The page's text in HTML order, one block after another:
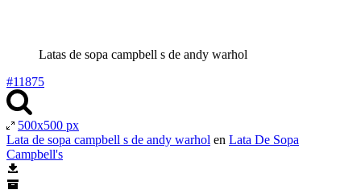
Latas de sopa campbell s de andy warhol
#11875
500x500 px
Lata de sopa campbell s de andy warhol en Lata De Sopa
Campbell's